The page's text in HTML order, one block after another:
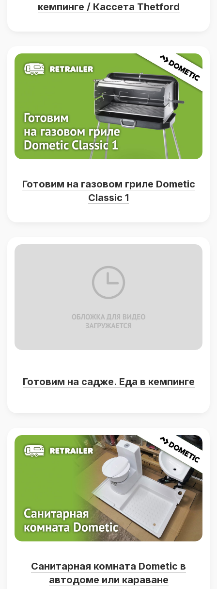
кемпинге / Кассета Thetford
Готовим на газовом гриле Dometic
Classic 1
Готовим на садже. Еда в кемпинге
Санитарная комната Dometic в
автодоме или караване